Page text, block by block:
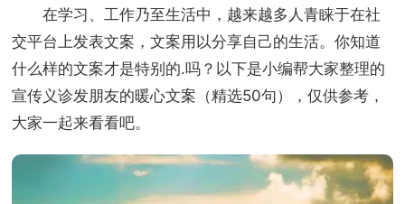
在学习、工作乃至生活中，越来越多人青睐于在社
交平台上发表文案，文案用以分享自己的生活。你知道
什么样的文案才是特别的.吗？以下是小编帮大家整理的
宣传义诊发朋友的暖心文案（精选50句），仅供参考，
大家一起来看看吧。